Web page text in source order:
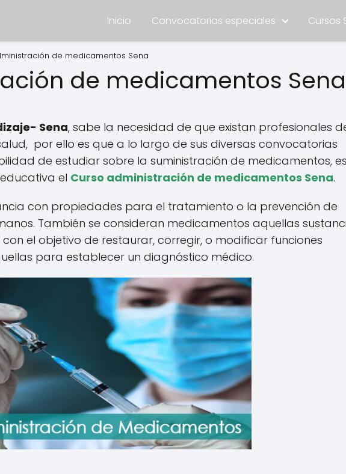
Inicio Convocatorias especiales Cursos
de medicamentos Sena
de medicamentos Sena
Sena, sabe la necesidad de que existan profesionales
por ello es que a lo largo de sus diversas convocatorias
de estudiar sobre la suministración de medicamentos,
el Curso administración de medicamentos Sena.
con propiedades para el tratamiento o la prevención de
También se consideran medicamentos aquellas
el objetivo de restaurar, corregir, o modificar funciones
para establecer un diagnóstico médico.